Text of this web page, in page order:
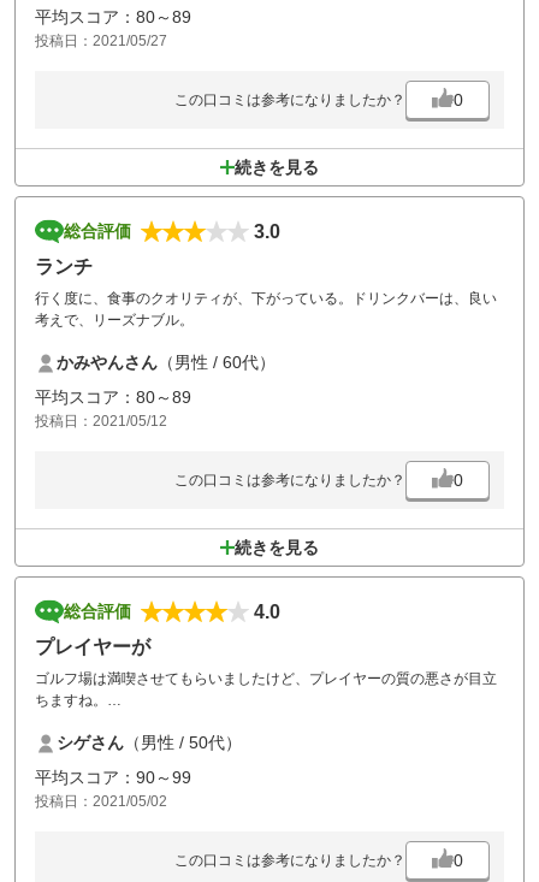
平均スコア：80～89
投稿日：2021/05/27
この口コミは参考になりましたか？ 0
続きを見る
総合評価
3.0
ランチ
行く度に、食事のクオリティが、下がっている。ドリンクバーは、良い
考えで、リーズナブル。
かみやんさん （男性 / 60代）
平均スコア：80～89
投稿日：2021/05/12
この口コミは参考になりましたか？ 0
続きを見る
総合評価
4.0
プレイヤーが
ゴルフ場は満喫させてもらいましたけど、プレイヤーの質の悪さが目立
ちますね。
シゲさん （男性 / 50代）
平均スコア：90～99
投稿日：2021/05/02
この口コミは参考になりましたか？ 0